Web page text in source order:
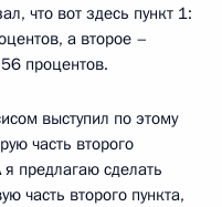
что вот здесь пункт 1:
а второе –
процентов.
выступил по этому
часть второго
я предлагаю сделать
часть второго пункта,